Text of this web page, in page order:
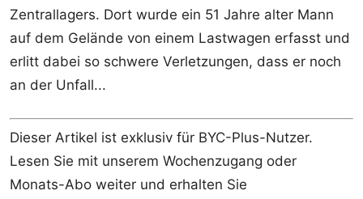
Zentrallagers. Dort wurde ein 51 Jahre alter Mann
auf dem Gelände von einem Lastwagen erfasst und
erlitt dabei so schwere Verletzungen, dass er noch
an der Unfall...
Dieser Artikel ist exklusiv für BYC-Plus-Nutzer.
Lesen Sie mit unserem Wochenzugang oder
Monats-Abo weiter und erhalten Sie